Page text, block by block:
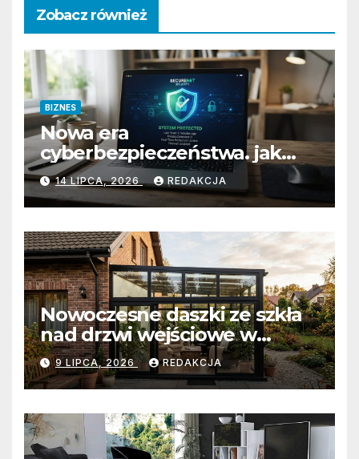
Zobacz również
BIZNES
Nowa era
cyberbezpieczeństwa. jak
przygotować firmę na
wyzwania prawne i
technologiczne?
14 LIPCA, 2026 REDAKCJA
Nowoczesne daszki ze szkła
nad drzwi wejściowe w
Białobrzegach: Połączenie
minimalistycznej estetyki z
bezkompromisową ochroną
wejścia
9 LIPCA, 2026 REDAKCJA